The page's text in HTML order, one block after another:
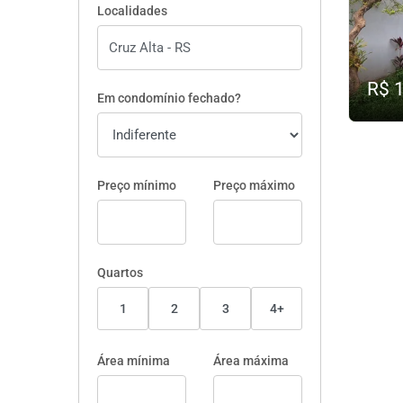
Localidades
Em condomínio fechado?
Preço mínimo Preço máximo
Quartos
1 2 3 4+
Área mínima Área máxima
R$